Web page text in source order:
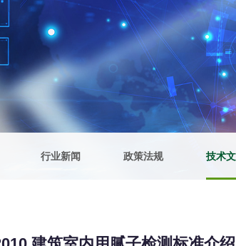
疗
废气检测
评估调查
耕地质量评价
场地调查
INDUSTRY
为全球各
整体技术
行业新闻 政策法规 技术